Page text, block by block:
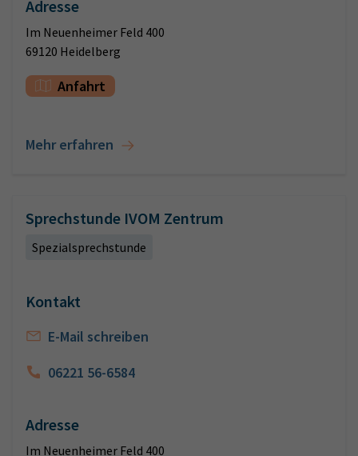
Adresse
Im Neuenheimer Feld 400
69120 Heidelberg
Anfahrt
Mehr erfahren
Sprechstunde IVOM Zentrum
Spezialsprechstunde
Kontakt
E-Mail schreiben
06221 56-6584
Adresse
Im Neuenheimer Feld 400